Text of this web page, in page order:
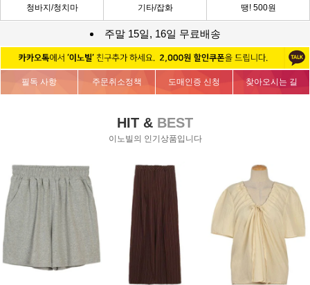
청바지/청치마 기타/잡화 땡! 500원
주말 15일, 16일 무료배송
필독 사항 주문취소정책 도매인증 신청 찾아오시는 길
HIT & BEST
이노빌의 인기상품입니다